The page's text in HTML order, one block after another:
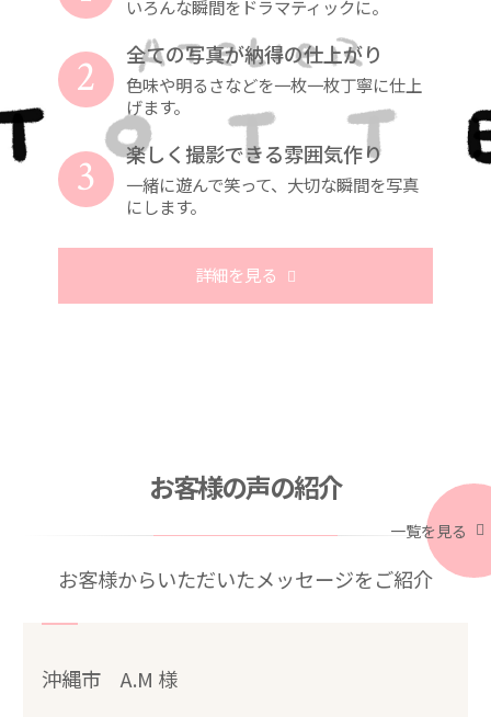
いろんな瞬間をドラマティックに。
全ての写真が納得の仕上がり
色味や明るさなどを一枚一枚丁寧に仕上
げます。
2
楽しく撮影できる雰囲気作り
一緒に遊んで笑って、大切な瞬間を写真
にします。
3
詳細を見る
お客様の声の紹介
お客様からいただいたメッセージをご紹介
一覧を見る
沖縄市 A.M 様